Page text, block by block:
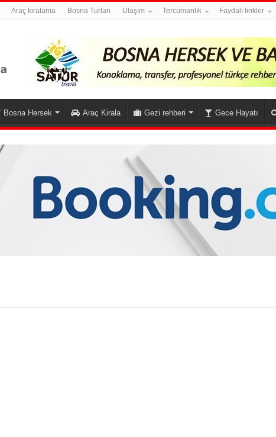
Araç kiralama Bosna Turları Ulaşım Tercümanlık Faydalı linkler
Bosna Hersek Araç Kirala Gezi rehberi Gece Hayatı